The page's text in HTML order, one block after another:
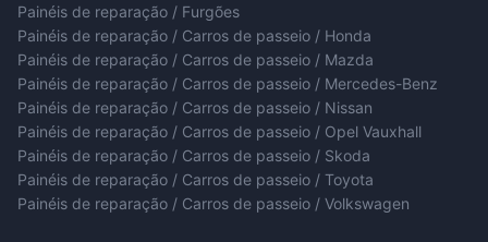
Painéis de reparação / Furgões
Painéis de reparação / Carros de passeio / Honda
Painéis de reparação / Carros de passeio / Mazda
Painéis de reparação / Carros de passeio / Mercedes-Benz
Painéis de reparação / Carros de passeio / Nissan
Painéis de reparação / Carros de passeio / Opel Vauxhall
Painéis de reparação / Carros de passeio / Skoda
Painéis de reparação / Carros de passeio / Toyota
Painéis de reparação / Carros de passeio / Volkswagen